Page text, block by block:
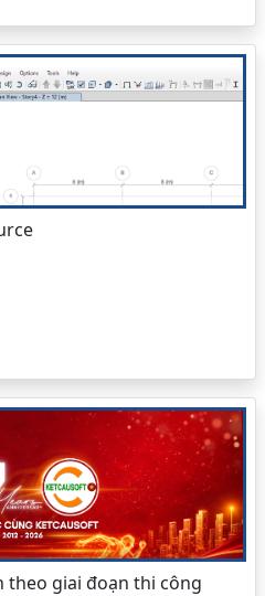
theo giai đoạn thi công